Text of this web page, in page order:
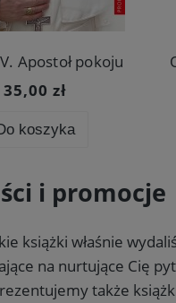
Apostoł pokoju
35,00 zł
koszyka
i promocje
książki właśnie
na nurtujące Cię
także